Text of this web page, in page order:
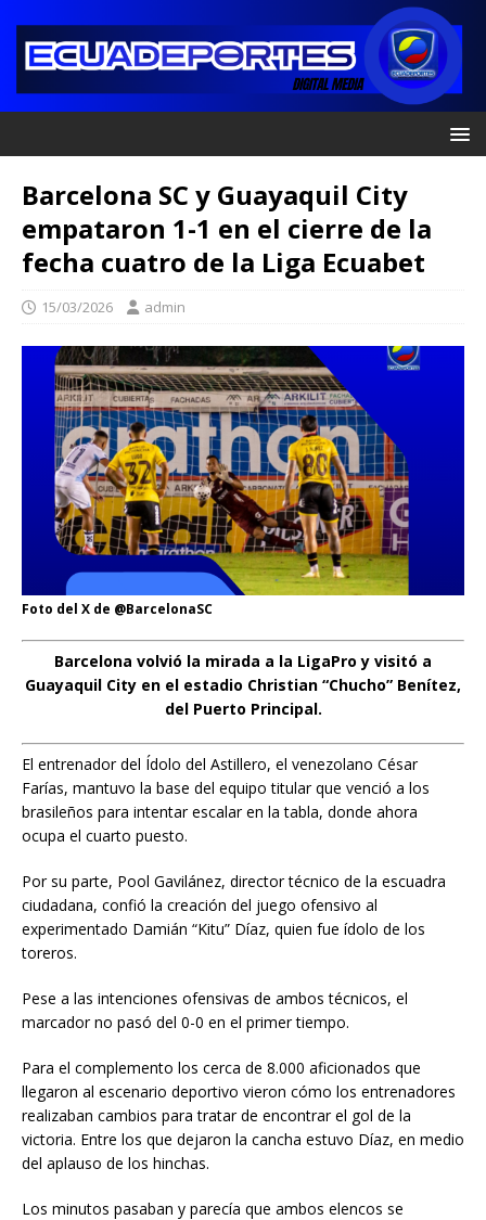
Barcelona SC y Guayaquil City
empataron 1-1 en el cierre de la
fecha cuatro de la Liga Ecuabet
15/03/2026 admin
Foto del X de @BarcelonaSC
Barcelona volvió la mirada a la LigaPro y visitó a
Guayaquil City en el estadio Christian “Chucho” Benítez,
del Puerto Principal.
El entrenador del Ídolo del Astillero, el venezolano César
Farías, mantuvo la base del equipo titular que venció a los
brasileños para intentar escalar en la tabla, donde ahora
ocupa el cuarto puesto.
Por su parte, Pool Gavilánez, director técnico de la escuadra
ciudadana, confió la creación del juego ofensivo al
experimentado Damián “Kitu” Díaz, quien fue ídolo de los
toreros.
Pese a las intenciones ofensivas de ambos técnicos, el
marcador no pasó del 0-0 en el primer tiempo.
Para el complemento los cerca de 8.000 aficionados que
llegaron al escenario deportivo vieron cómo los entrenadores
realizaban cambios para tratar de encontrar el gol de la
victoria. Entre los que dejaron la cancha estuvo Díaz, en medio
del aplauso de los hinchas.
Los minutos pasaban y parecía que ambos elencos se